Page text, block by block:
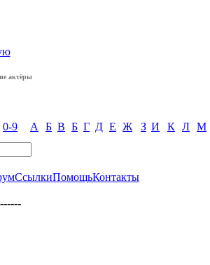
актёры
0-9 А Б В Б Г Д Е Ж З И К Л М
СсылкиПомощьКонтакты